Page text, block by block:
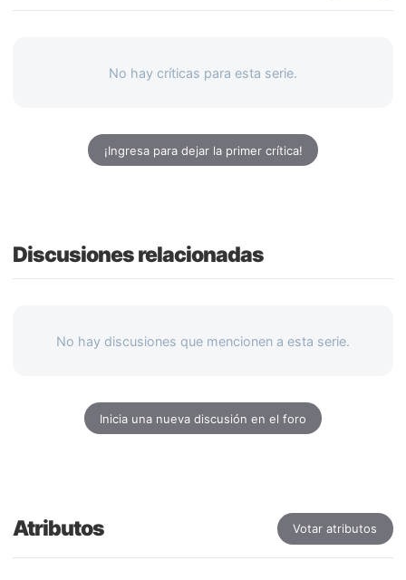
No hay críticas para esta serie.
¡Ingresa para dejar la primer crítica!
Discusiones relacionadas
No hay discusiones que mencionen a esta serie.
Inicia una nueva discusión en el foro
Atributos Votar atributos